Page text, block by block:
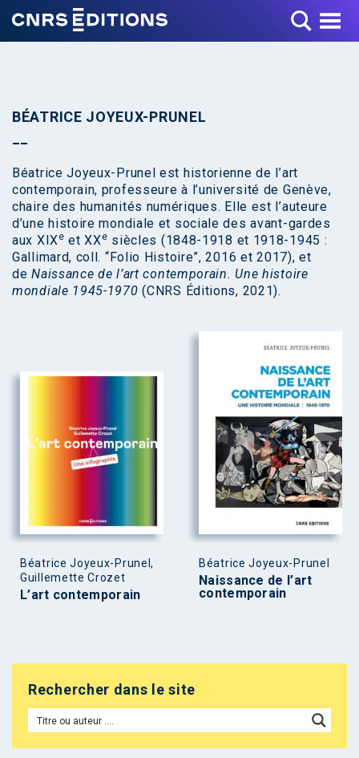
Toggle Menu
BÉATRICE JOYEUX-PRUNEL
Béatrice Joyeux-Prunel est historienne de l’art
contemporain, professeure à l’université de Genève,
chaire des humanités numériques. Elle est l’auteure
d’une histoire mondiale et sociale des avant-gardes
aux XIXe et XXe siècles (1848-1918 et 1918-1945 :
Gallimard, coll. “Folio Histoire”, 2016 et 2017), et
deNaissance de l’art contemporain. Une histoire
mondiale 1945-1970 (CNRS Éditions, 2021).
Béatrice Joyeux-Prunel,
Guillemette Crozet
L’art contemporain
Béatrice Joyeux-Prunel
Naissance de l’art
contemporain
Rechercher dans le site